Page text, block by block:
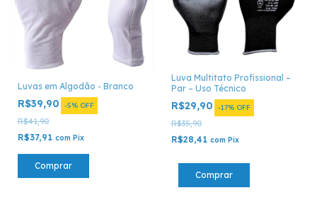
Luvas em Algodão - Branco
R$39,90 -5% OFF
R$41,90
R$37,91 com Pix
Comprar
Luva Multitato Profissional –
Par – Uso Técnico
R$29,90 -17% OFF
R$35,90
R$28,41 com Pix